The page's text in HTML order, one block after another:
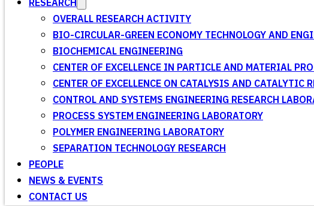
RESEARCH
OVERALL RESEARCH ACTIVITY
BIO-CIRCULAR-GREEN ECONOMY TECHNOLOGY AND
BIOCHEMICAL ENGINEERING
CENTER OF EXCELLENCE IN PARTICLE AND MATERIAL
CENTER OF EXCELLENCE ON CATALYSIS AND CATALYTIC
CONTROL AND SYSTEMS ENGINEERING RESEARCH
PROCESS SYSTEM ENGINEERING LABORATORY
POLYMER ENGINEERING LABORATORY
SEPARATION TECHNOLOGY RESEARCH
PEOPLE
NEWS & EVENTS
CONTACT US